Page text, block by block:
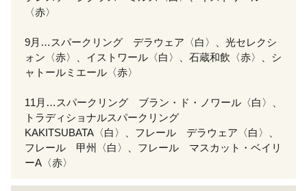
〈赤〉
9月…スパークリング デラウェア〈白〉、光セレクシ
ォン〈赤〉、イストワール〈白〉、石蔵和飲〈赤〉、シ
ャトールミエール〈赤〉
11月…スパークリング ブラン・ド・ノワール〈白〉、
トラディショナルスパークリング
KAKITSUBATA〈白〉、フレール デラウェア〈白〉、
フレール 甲州〈白〉、フレール マスカット・ベイリ
ーA〈赤〉